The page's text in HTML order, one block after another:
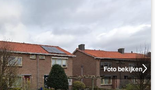
Foto bekijken